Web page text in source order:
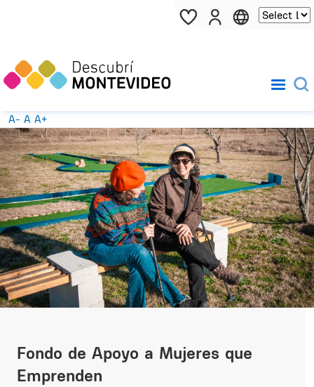
Pasar al contenido principal
A- A A+
Fondo de Apoyo a Mujeres que
Emprenden